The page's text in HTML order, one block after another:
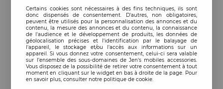
Certains cookies sont nécessaires à des fins techniques, ils sont
donc dispensés de consentement. D'autres, non obligatoires,
peuvent être utilisés pour la personnalisation des annonces et du
contenu, la mesure des annonces et du contenu, la connaissance
de l'audience et le développement de produits, les données de
géolocalisation précises et l'identification par le balayage de
l'appareil, le stockage et/ou l'accès aux informations sur un
appareil. Si vous donnez votre consentement, celui-ci sera valable
sur l’ensemble des sous-domaines de Jen's mobiles accessories.
Vous disposez de la possibilité de retirer votre consentement à tout
moment en cliquant sur le widget en bas à droite de la page. Pour
en savoir plus, consulter notre politique de cookie.